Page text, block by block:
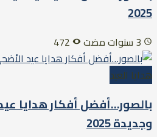
2025
هدايا العيد
بالصور…أفضل أفكار هدايا
وجديدة 2025